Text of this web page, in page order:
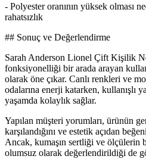
- Polyester oranının yüksek olması
rahatsızlık
## Sonuç ve Değerlendirme
Sarah Anderson Lionel Çift Kişilik
fonksiyonelliği bir arada arayan
olarak öne çıkar. Canlı renkleri ve
odalarına enerji katarken, kullanışlı
yaşamda kolaylık sağlar.
Yapılan müşteri yorumları, ürünün
karşılandığını ve estetik açıdan
Ancak, kumaşın sertliği ve ölçülerin
olumsuz olarak değerlendirildiği de